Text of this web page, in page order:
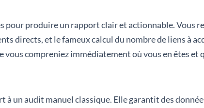
pour produire un rapport clair et actionnable. Vous
directs, et le fameux calcul du nombre de liens à
vous compreniez immédiatement où vous en êtes et
à un audit manuel classique. Elle garantit des